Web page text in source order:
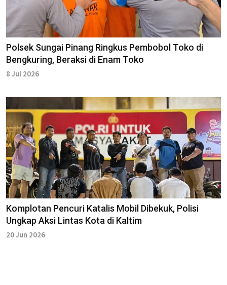
Polsek Sungai Pinang Ringkus Pembobol Toko di
Bengkuring, Beraksi di Enam Toko
8 Jul 2026
Komplotan Pencuri Katalis Mobil Dibekuk, Polisi
Ungkap Aksi Lintas Kota di Kaltim
20 Jun 2026